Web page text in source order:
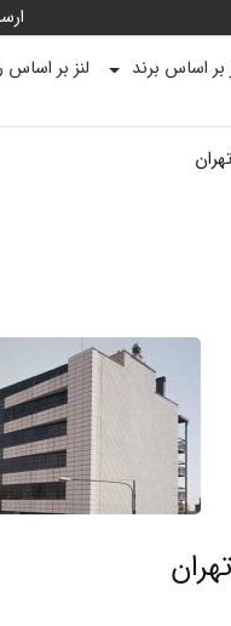
بر اساس برند لنز بر